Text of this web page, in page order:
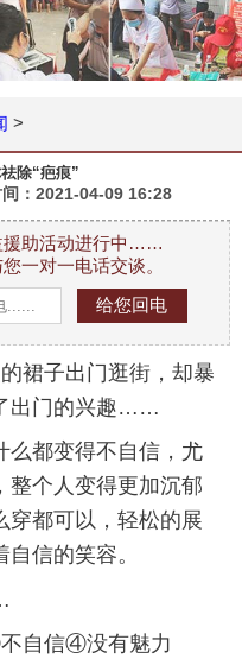
>
除“疤痕”
： 2021-04-09 16:28
援助活动进行中……
一对一电话交谈。
裙子出门逛街，却暴
出门的兴趣……
都变得不自信，尤
整个人变得更加沉郁
穿都可以，轻松的展
信的笑容。
信④没有魅力